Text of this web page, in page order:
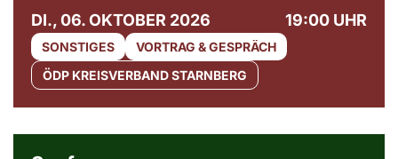
DI., 06. OKTOBER 2026 19:00 UHR
SONSTIGES
VORTRAG & GESPRÄCH
ÖDP KREISVERBAND STARNBERG